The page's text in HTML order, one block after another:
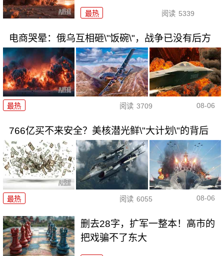
最热 阅读 5339
电商哭晕：俄乌互相砸\"饭碗\"，战争已没有后方
最热 阅读 3709 08-06
766亿买不来安全？美核潜光鲜\"大计划\"的背后
最热 阅读 6055 08-06
删去28字，扩军一整本！高市的
把戏骗不了东大